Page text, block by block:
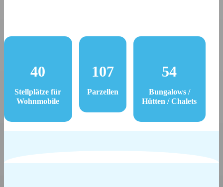
40
Stellplätze für
Wohnmobile
107
Parzellen
54
Bungalows /
Hütten / Chalets